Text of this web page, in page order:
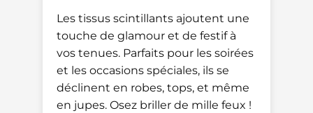
Les tissus scintillants ajoutent une
touche de glamour et de festif à
vos tenues. Parfaits pour les soirées
et les occasions spéciales, ils se
déclinent en robes, tops, et même
en jupes. Osez briller de mille feux !